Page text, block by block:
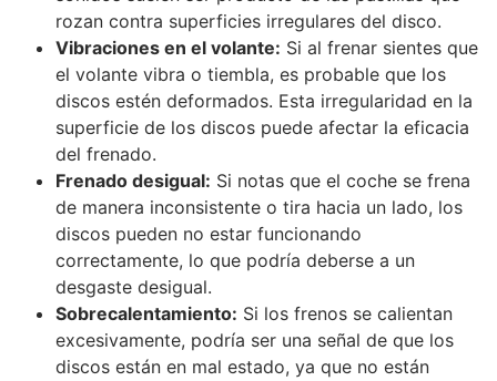
rozan contra superficies irregulares del disco.
Vibraciones en el volante: Si al frenar sientes que
el volante vibra o tiembla, es probable que los
discos estén deformados. Esta irregularidad en la
superficie de los discos puede afectar la eficacia
del frenado.
Frenado desigual: Si notas que el coche se frena
de manera inconsistente o tira hacia un lado, los
discos pueden no estar funcionando
correctamente, lo que podría deberse a un
desgaste desigual.
Sobrecalentamiento: Si los frenos se calientan
excesivamente, podría ser una señal de que los
discos están en mal estado, ya que no están